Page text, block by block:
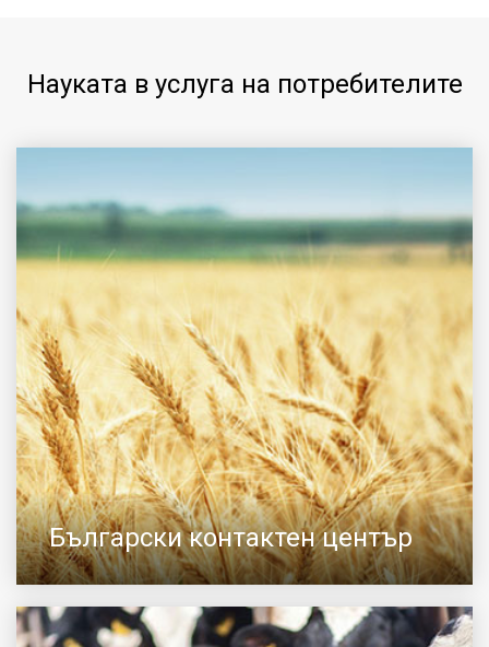
Науката в услуга на потребителите
Български контактен център